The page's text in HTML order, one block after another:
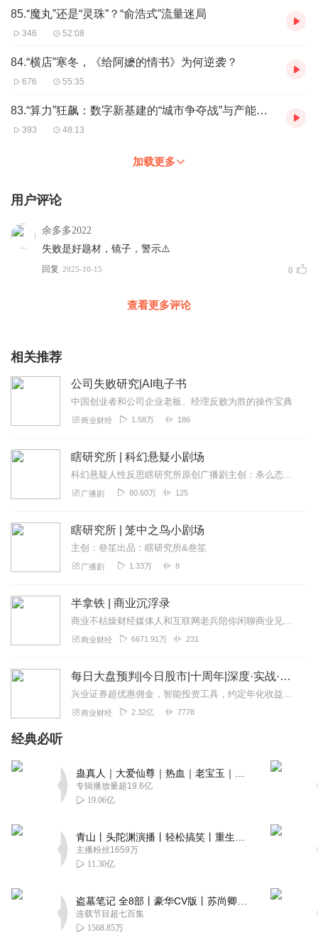
85.“魔丸”还是“灵珠”？“俞浩式”流量迷局
346 52:08
84.“横店”寒冬，《给阿嬷的情书》为何逆袭？
676 55:35
83.“算力”狂飙：数字新基建的“城市争夺战”与产能泡沫
393 48:13
加载更多
用户评论
余多多2022
失败是好题材，镜子，警示⚠️
回复 2025-10-15 0
查看更多评论
相关推荐
公司失败研究|AI电子书
中国创业者和公司企业老板、经理反败为胜的操作宝典
商业财经 1.58万 186
瞎研究所 | 科幻悬疑小剧场
科幻悬疑人性反思瞎研究所原创广播剧主创：杀么态出品团队：瞎研究所协作团队：声声传媒
广播剧 80.60万 125
瞎研究所 | 笼中之鸟小剧场
主创：叄笙出品：瞎研究所&叁笙
广播剧 1.33万 8
半拿铁 | 商业沉浮录
商业不枯燥财经媒体人和互联网老兵陪你闲聊商业见闻。来杯半拿铁，边喝边唠。
商业财经 6671.91万 231
每日大盘预判|今日股市|十周年|深度·实战·干货
兴业证券超优惠佣⾦，智能投资⼯具，约定年化收益率最⾼8.xx%多的新客理财。1v1专⼈服务。点击链接开户>>讲师介绍华飞多维度看盘体系创始人股市实战派讲师...
商业财经 2.32亿 7778
经典必听
专辑播放量超19.6亿
19.06亿
主播粉丝1659万
11.30亿
连载节目超七百集
1568.85万